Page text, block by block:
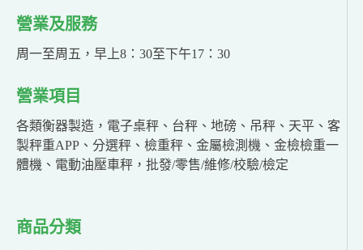
營業及服務
周一至周五，早上8：30至下午17：30
營業項目
各類衡器製造，電子桌秤、台秤、地磅、吊秤、天平、客
製秤重APP、分選秤、檢重秤、金屬檢測機、金檢檢重一
體機、電動油壓車秤，批發/零售/維修/校驗/檢定
商品分類